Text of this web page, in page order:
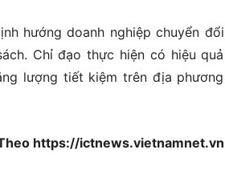
hướng doanh nghiệp chuyển đổi
Chỉ đạo thực hiện có hiệu quả
lượng tiết kiệm trên địa phương
https://ictnews.vietnamnet.vn